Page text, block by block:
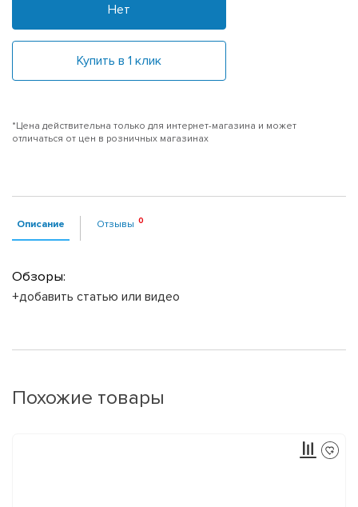
Нет
Купить в 1 клик
*Цена действительна только для интернет-магазина и может
отличаться от цен в розничных магазинах
Описание Отзывы
Обзоры:
+добавить статью или видео
Похожие товары